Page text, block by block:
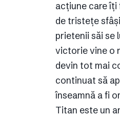
acțiune care îți
de tristețe
prietenii săi se
victorie vine o
devin tot mai
continuat să
înseamnă a fi
Titan este un